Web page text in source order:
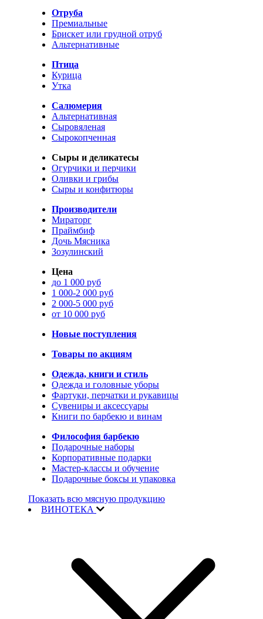
Отруба
Премиальные
Брискет или грудной отруб
Альтернативные
Птица
Курица
Утка
Салюмерия
Альтернативная
Сыровяленая
Сырокопченная
Сыры и деликатесы
Огурчики и перчики
Оливки и грибы
Сыры и конфитюры
Производители
Мираторг
Праймбиф
Дочь Мясника
Зозулинский
Цена
до 1 000 руб
1 000-2 000 руб
2 000-5 000 руб
от 10 000 руб
Новые поступления
Товары по акциям
Одежда, книги и стиль
Одежда и головные уборы
Фартуки, перчатки и рукавицы
Сувениры и аксессуары
Книги по барбекю и винам
Философия барбекю
Подарочные наборы
Корпоративные подарки
Мастер-классы и обучение
Подарочные боксы и упаковка
Показать всю мясную продукцию
ВИНОТЕКА